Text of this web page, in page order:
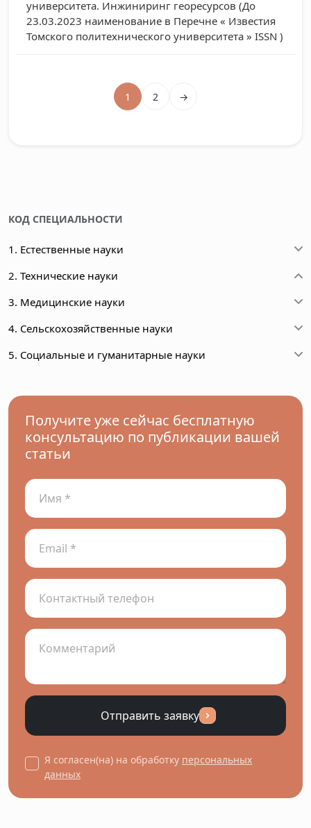
университета. Инжиниринг георесурсов (До
23.03.2023 наименование в Перечне « Известия
Томского политехнического университета » ISSN )
1 2 →
КОД СПЕЦИАЛЬНОСТИ
1. Естественные науки
2. Технические науки
3. Медицинские науки
4. Сельскохозяйственные науки
5. Социальные и гуманитарные науки
Получите уже сейчас бесплатную
консультацию по публикации вашей
статьи
Отправить заявку
Я согласен(на) на обработку персональных
данных